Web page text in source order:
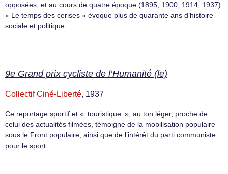
opposées, et au cours de quatre époque (1895, 1900, 1914, 1937)
« Le temps des cerises » évoque plus de quarante ans d’histoire
sociale et politique.
9e Grand prix cycliste de l’Humanité (le)
Collectif Ciné-Liberté, 1937
Ce reportage sportif et « touristique », au ton léger, proche de
celui des actualités filmées, témoigne de la mobilisation populaire
sous le Front populaire, ainsi que de l’intérêt du parti communiste
pour le sport.